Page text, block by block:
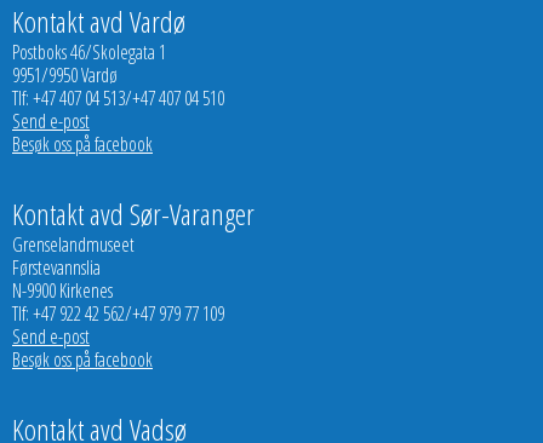
Kontakt avd Vardø
Postboks 46/Skolegata 1
9951/9950 Vardø
Tlf: +47 407 04 513/+47 407 04 510
Send e-post
Besøk oss på facebook
Kontakt avd Sør-Varanger
Grenselandmuseet
Førstevannslia
N-9900 Kirkenes
Tlf: +47 922 42 562/+47 979 77 109
Send e-post
Besøk oss på facebook
Kontakt avd Vadsø